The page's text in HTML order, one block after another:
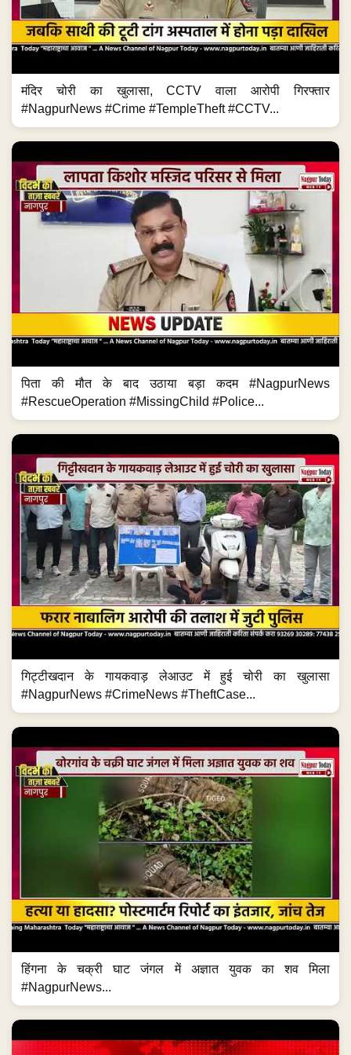
मंदिर चोरी का खुलासा, CCTV वाला आरोपी गिरफ्तार
#NagpurNews #Crime #TempleTheft #CCTV...
पिता की मौत के बाद उठाया बड़ा कदम #NagpurNews
#RescueOperation #MissingChild #Police...
गिट्टीखदान के गायकवाड़ लेआउट में हुई चोरी का खुलासा
#NagpurNews #CrimeNews #TheftCase...
हिंगना के चक्री घाट जंगल में अज्ञात युवक का शव मिला
#NagpurNews...